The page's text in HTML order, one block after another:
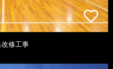
修工事